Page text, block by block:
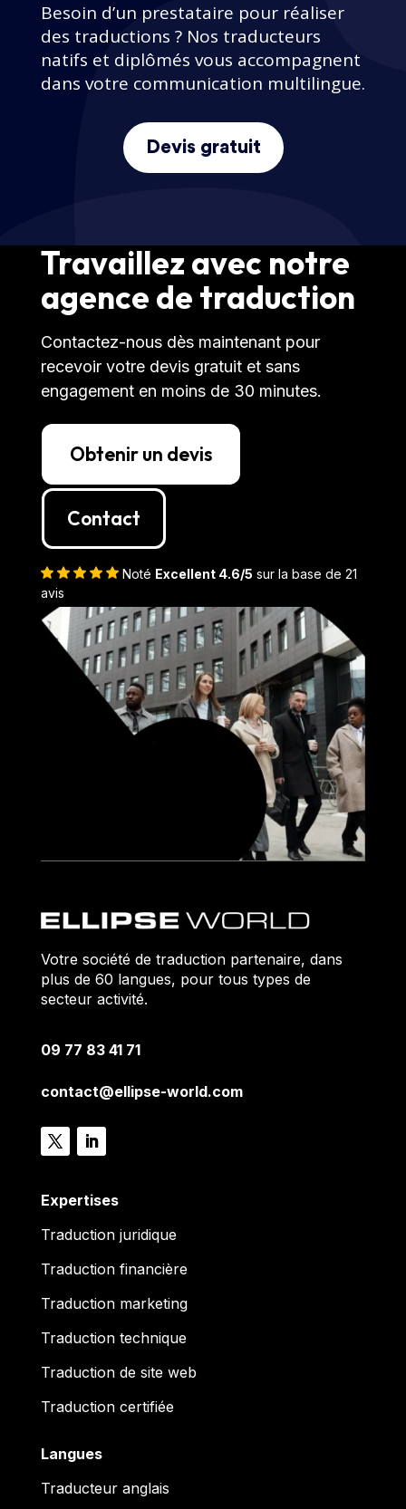
Besoin d’un prestataire pour réaliser
des traductions ? Nos traducteurs
natifs et diplômés vous accompagnent
dans votre communication multilingue.
Devis gratuit
Travaillez avec notre
agence de traduction
Contactez-nous dès maintenant pour
recevoir votre devis gratuit et sans
engagement en moins de 30 minutes.
Obtenir un devis
Contact
Noté Excellent 4.6/5 sur la base de 21
avis
Votre société de traduction partenaire, dans
plus de 60 langues, pour tous types de
secteur activité.
09 77 83 41 71
contact@ellipse-world.com
Expertises
Traduction juridique
Traduction financière
Traduction marketing
Traduction technique
Traduction de site web
Traduction certifiée
Langues
Traducteur anglais